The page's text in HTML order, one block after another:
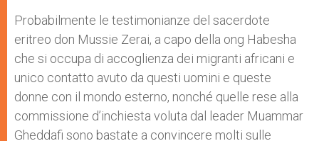
Probabilmente le testimonianze del sacerdote
eritreo don Mussie Zerai, a capo della ong Habesha
che si occupa di accoglienza dei migranti africani e
unico contatto avuto da questi uomini e queste
donne con il mondo esterno, nonché quelle rese alla
commissione d’inchiesta voluta dal leader Muammar
Gheddafi sono bastate a convincere molti sulle